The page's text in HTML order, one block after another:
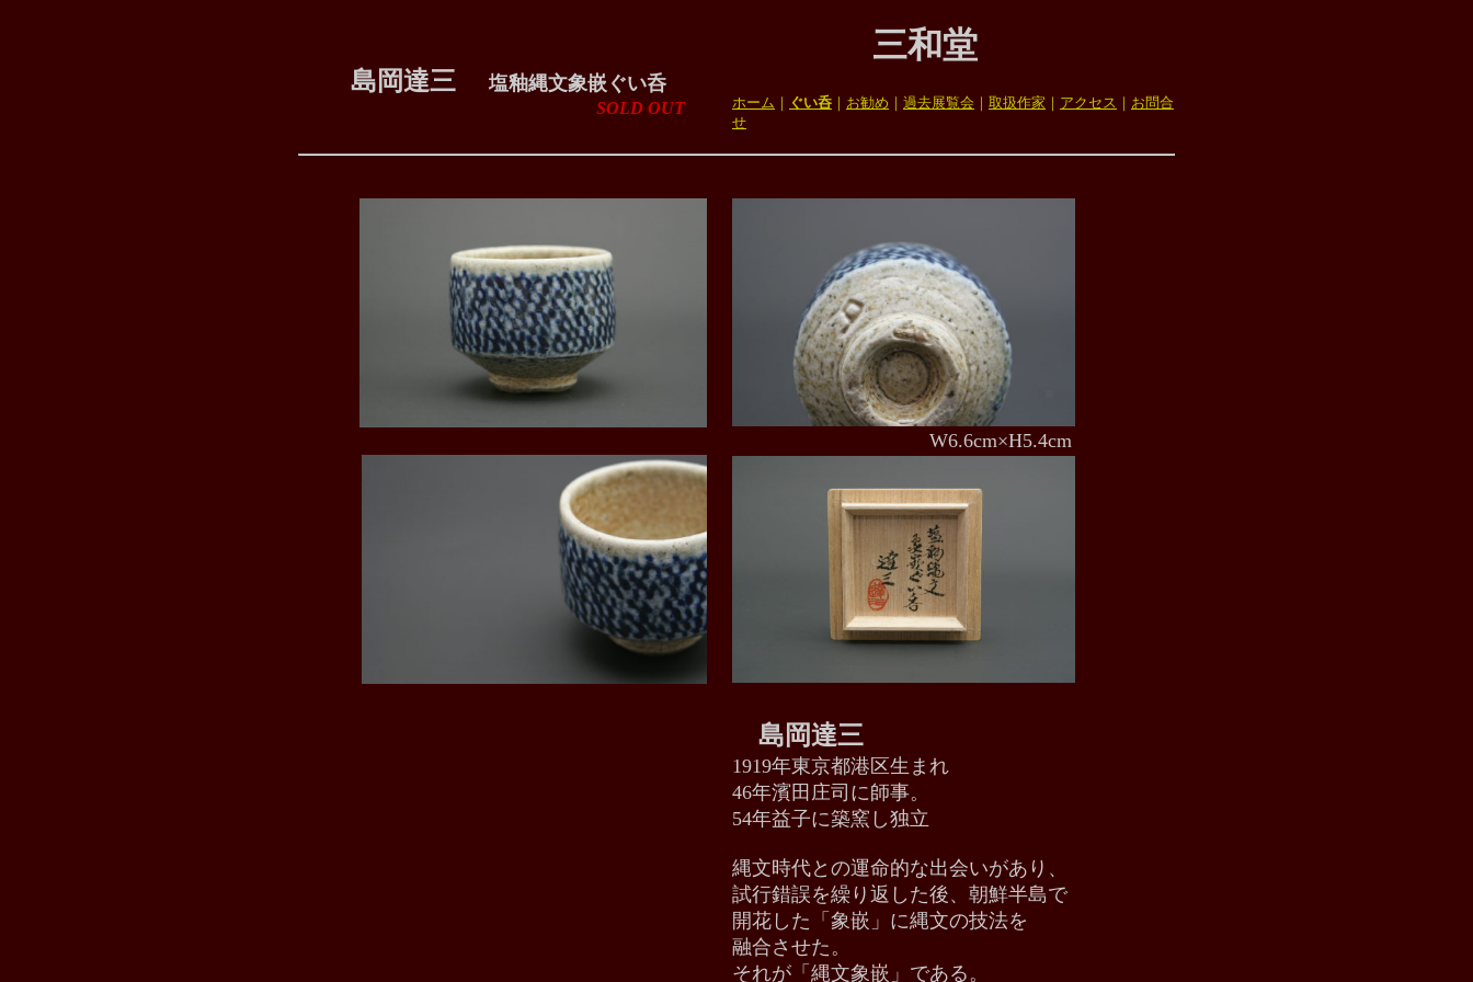
島岡達三 塩釉縄文象嵌ぐい呑
SOLD OUT
三和堂
ホーム ｜ ぐい呑 ｜ お勧め ｜ 過去展覧会 ｜ 取扱作家 ｜ アクセス ｜ お問合
せ
W6.6cm×H5.4cm
島岡達三
1919年東京都港区生まれ
46年濱田庄司に師事。
54年益子に築窯し独立
縄文時代との運命的な出会いがあり、
試行錯誤を繰り返した後、朝鮮半島で
開花した「象嵌」に縄文の技法を
融合させた。
それが「縄文象嵌」である。